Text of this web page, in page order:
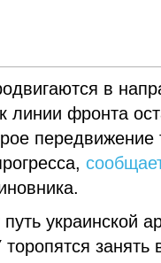
в
линии фронта
украинской
занять